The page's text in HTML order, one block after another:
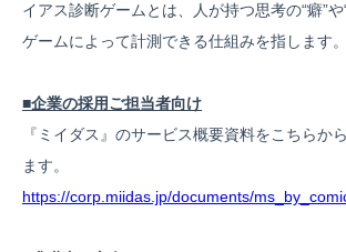
イアス診断ゲームとは、人が持つ思考の“癖”
ゲームによって計測できる仕組みを指します。
■企業の採用ご担当者向け
『ミイダス』のサービス概要資料をこちらか
ます。
https://corp.miidas.jp/documents/